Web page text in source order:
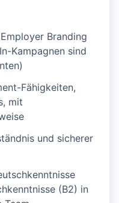
Branding
Kampagnen sind
Fähigkeiten,
mit
und sicherer
(B2) in